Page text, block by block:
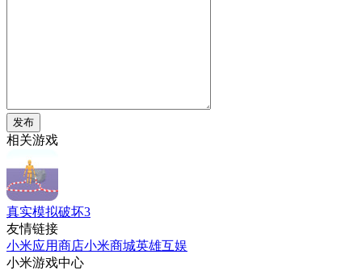
发布
相关游戏
真实模拟破坏3
友情链接
小米应用商店小米商城英雄互娱
小米游戏中心